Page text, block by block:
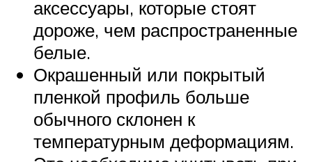
аксессуары, которые стоят
дороже, чем распространенные
белые.
Окрашенный или покрытый
пленкой профиль больше
обычного склонен к
температурным деформациям.